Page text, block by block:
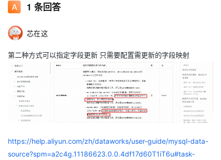
1 条回答
芯在这
第二种方式可以指定字段更新 只需要配置需更新的字段映射
https://help.aliyun.com/zh/dataworks/user-guide/mysql-data-
source?spm=a2c4g.11186623.0.0.4df17d60T1iT6u#task-